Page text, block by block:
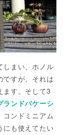
しまい、ホノル
ですが、それは
ます。そして3
ランドバケーシ
コンドミニアム
にも使えてたい